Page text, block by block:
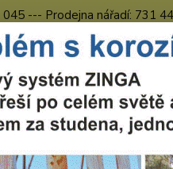
--- Prodejna nářadí: 731
podmínky Kontakty
Nářadí Wolfcraft Dílna